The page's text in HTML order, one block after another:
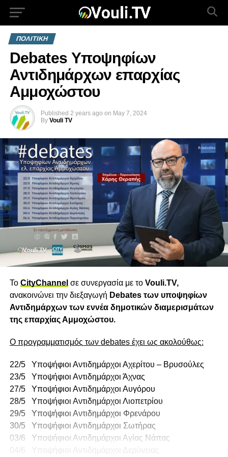
ΠΟΛΙΤΙΚΗ
Debates Υποψηφίων
Αντιδημάρχων επαρχίας
Αμμοχώστου
Published 2 years ago on May 7, 2024
By Vouli TV
Το CityChannel σε συνεργασία με το Vouli.TV,
ανακοινώνει την διεξαγωγή Debatesτων υποψηφίων
Αντιδημάρχων των εννέα δημοτικών διαμερισμάτων
της επαρχίας Αμμοχώστου.
Ο προγραμματισμός των debatesέχει ως ακολούθως:
22/5 Υποψήφιοι Αντιδημάρχοι Αχερίτου – Βρυσούλες
23/5 Υποψήφιοι Αντιδημάρχοι Άχνας
27/5 Υποψήφιοι Αντιδημάρχοι Αυγόρου
28/5 Υποψήφιοι Αντιδημάρχοι Λιοπετρίου
29/5 Υποψήφιοι Αντιδημάρχοι Φρενάρου
30/5 Υποψήφιοι Αντιδημάρχοι Σωτήρας
03/6 Υποψήφιοι Αντιδημάρχοι Αγίας Νάπας